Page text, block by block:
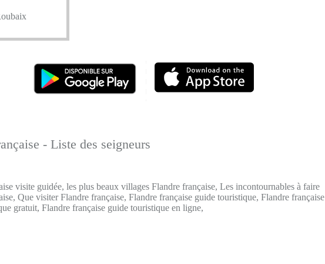
- Liste des seigneurs
visite guidée, les plus beaux villages Flandre française, Les incontournables à faire
Que visiter Flandre française, Flandre française guide touristique, Flandre française
gratuit, Flandre française guide touristique en ligne,